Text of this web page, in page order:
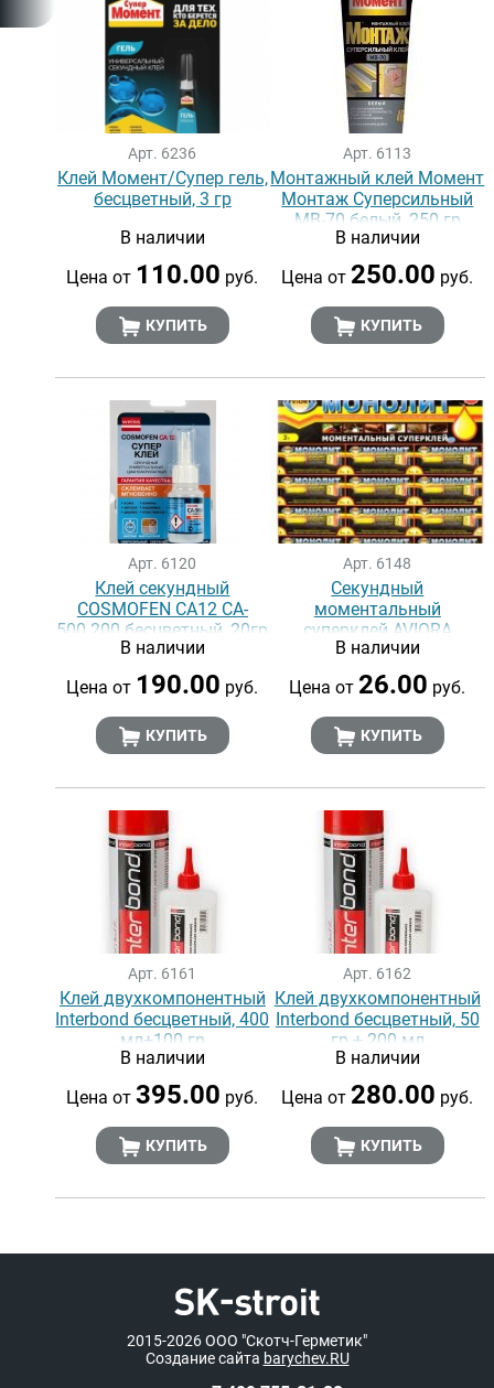
Арт. 6236
Клей Момент/Супер гель,
бесцветный, 3 гр
В наличии
Цена от 110.00 руб.
КУПИТЬ
Арт. 6113
Монтажный клей Момент
Монтаж Суперсильный
МВ-70 белый, 250 гр
В наличии
Цена от 250.00 руб.
КУПИТЬ
Арт. 6120
Клей секундный
COSMOFEN CA12 CA-
500.200 бесцветный, 20гр
В наличии
Цена от 190.00 руб.
КУПИТЬ
Арт. 6148
Секундный
моментальный
суперклей AVIORA
МОНОЛИТ, 3 гр
В наличии
Цена от 26.00 руб.
КУПИТЬ
Арт. 6161
Клей двухкомпонентный
Interbond бесцветный, 400
мл+100 гр
В наличии
Цена от395.00 руб.
КУПИТЬ
Арт. 6162
Клей двухкомпонентный
Interbond бесцветный, 50
гр + 200 мл
В наличии
Цена от 280.00 руб.
КУПИТЬ
2015-2026ООО "Скотч-Герметик"
Создание сайта barychev.RU